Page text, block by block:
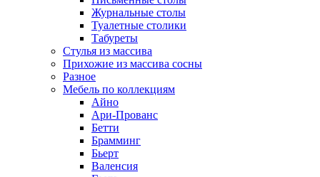
Журнальные столы
Туалетные столики
Табуреты
Стулья из массива
Прихожие из массива сосны
Разное
Мебель по коллекциям
Айно
Ари-Прованс
Бетти
Брамминг
Бьерт
Валенсия